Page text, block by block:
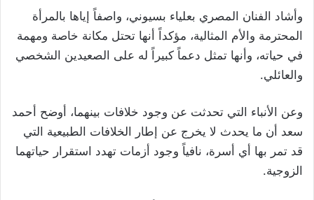
وأشاد الفنان المصري بعلياء بسيوني، واصفاً إياها بالمرأة
المحترمة والأم المثالية، مؤكداً أنها تحتل مكانة خاصة ومهمة
في حياته، وأنها تمثل دعماً كبيراً له على الصعيدين الشخصي
والعائلي.
وعن الأنباء التي تحدثت عن وجود خلافات بينهما، أوضح أحمد
سعد أن ما يحدث لا يخرج عن إطار الخلافات الطبيعية التي
قد تمر بها أي أسرة، نافياً وجود أزمات تهدد استقرار حياتهما
الزوجية.